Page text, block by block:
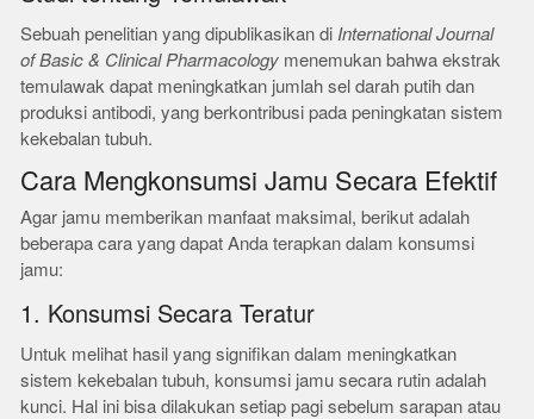
Sebuah penelitian yang dipublikasikan diInternational Journal
of Basic & Clinical Pharmacology menemukan bahwa ekstrak
temulawak dapat meningkatkan jumlah sel darah putih dan
produksi antibodi, yang berkontribusi pada peningkatan sistem
kekebalan tubuh.
Cara Mengkonsumsi Jamu Secara Efektif
Agar jamu memberikan manfaat maksimal, berikut adalah
beberapa cara yang dapat Anda terapkan dalam konsumsi
jamu:
1. Konsumsi Secara Teratur
Untuk melihat hasil yang signifikan dalam meningkatkan
sistem kekebalan tubuh, konsumsi jamu secara rutin adalah
kunci. Hal ini bisa dilakukan setiap pagi sebelum sarapan atau